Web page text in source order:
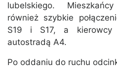
lubelskiego.
również szybkie
S19 i S17, a
autostradą A4.
Po oddaniu do ruchu